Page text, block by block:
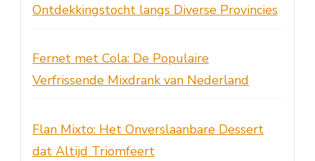
Ontdekkingstocht langs Diverse Provincies
Fernet met Cola: De Populaire
Verfrissende Mixdrank van Nederland
Flan Mixto: Het Onverslaanbare Dessert
dat Altijd Triomfeert